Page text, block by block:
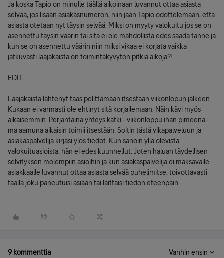
Ja koska Tapio on minulle täällä aikoinaan luvannut ottaa asiasta
selvää, jos lisään asiakasnumeron, niin jään Tapio odottelemaan, että
asiasta otetaan nyt täysin selvää. Miksi on myyty valokuitu jos se on
asennettu täysin väärin tai sitä ei ole mahdollista edes saada tänne ja
kun se on asennettu väärin niin miksi vikaa ei korjata vaikka
jatkuvasti laajakaista on toimintakyvytön pitkiä aikoja?!
EDIT:
Laajakaista lähtenyt taas pelittämään itsestään viikonlopun jälkeen.
Kukaan ei varmasti ole ehtinyt sitä korjailemaan. Näin kävi myös
aikaisemmin. Perjantaina yhteys katki - viikonloppu ihan pimeenä -
ma aamuna aikaisin toimii itsestään. Soitin tästä vikapalveluun ja
asiakaspalvelija kirjasi ylös tiedot. Kun sanoin yllä olevista
valokuituasioista, hän ei edes kuunnellut. Joten haluan täydellisen
selvityksen molempiin asioihin ja kun asiakaspalvelija ei maksavalle
asiakkaalle luvannut ottaa asiasta selvää puhelimitse, toivottavasti
täällä joku paneutuisi asiaan tai laittaisi tiedon eteenpäin.
9 kommenttia Vanhin ensin